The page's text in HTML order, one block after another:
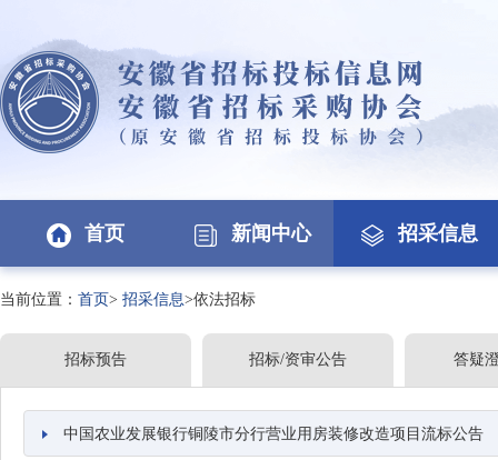
首页 新闻中心 招采信息
当前位置： 首页> 招采信息>依法招标
招标预告 招标/资审公告 答疑
中国农业发展银行铜陵市分行营业用房装修改造项目流标公告